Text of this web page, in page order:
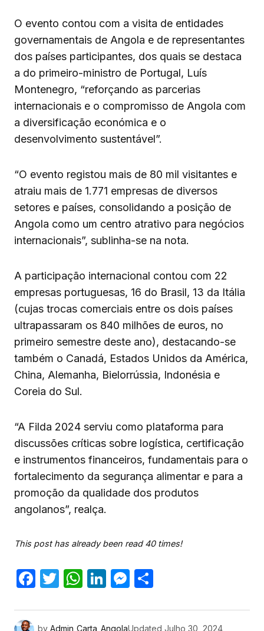
O evento contou com a visita de entidades
governamentais de Angola e de representantes
dos países participantes, dos quais se destaca
a do primeiro-ministro de Portugal, Luís
Montenegro, “reforçando as parcerias
internacionais e o compromisso de Angola com
a diversificação económica e o
desenvolvimento sustentável”.
“O evento registou mais de 80 mil visitantes e
atraiu mais de 1.771 empresas de diversos
setores e países, consolidando a posição de
Angola como um centro atrativo para negócios
internacionais”, sublinha-se na nota.
A participação internacional contou com 22
empresas portuguesas, 16 do Brasil, 13 da Itália
(cujas trocas comerciais entre os dois países
ultrapassaram os 840 milhões de euros, no
primeiro semestre deste ano), destacando-se
também o Canadá, Estados Unidos da América,
China, Alemanha, Bielorrússia, Indonésia e
Coreia do Sul.
“A Filda 2024 serviu como plataforma para
discussões críticas sobre logística, certificação
e instrumentos financeiros, fundamentais para o
fortalecimento da segurança alimentar e para a
promoção da qualidade dos produtos
angolanos”, realça.
This post has already been read 40 times!
Facebook
Twitter
WhatsApp
LinkedIn
Messenger
by Admin_Carta_AngolaUpdated Julho 30, 2024